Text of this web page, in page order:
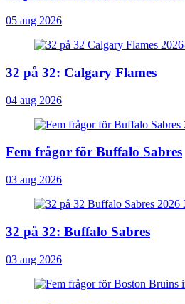
05 aug 2026
32 på 32: Calgary Flames
04 aug 2026
Fem frågor för Buffalo Sabres
03 aug 2026
32 på 32: Buffalo Sabres
03 aug 2026